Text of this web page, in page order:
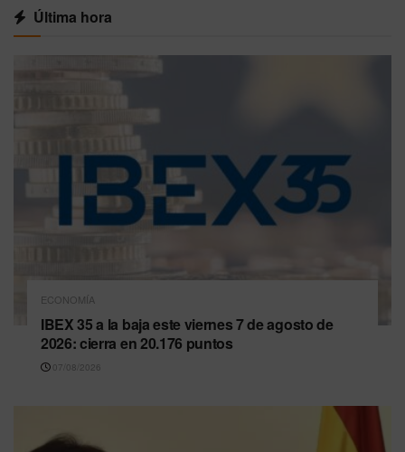
Última hora
ECONOMÍA
IBEX 35 a la baja este viernes 7 de agosto de
2026: cierra en 20.176 puntos
07/08/2026